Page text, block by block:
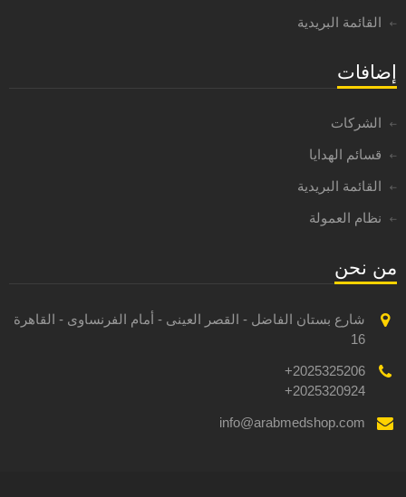
القائمة البريدية
إضافات
الشركات
قسائم الهدايا
القائمة البريدية
نظام العمولة
من نحن
شارع بستان الفاضل - القصر العينى - أمام الفرنساوى - القاهرة
16
2025325206+
2025320924+
info@arabmedshop.com